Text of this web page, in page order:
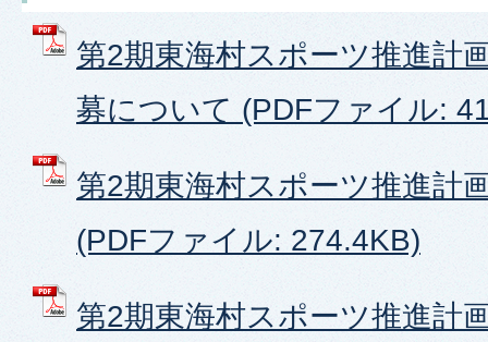
第2期東海村スポーツ推進計
募について (PDFファイル:
第2期東海村スポーツ推進計
(PDFファイル: 274.4KB)
第2期東海村スポーツ推進計